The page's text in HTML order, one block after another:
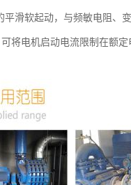
滑软起动，与频敏电阻、
将电机启动电流限制在额